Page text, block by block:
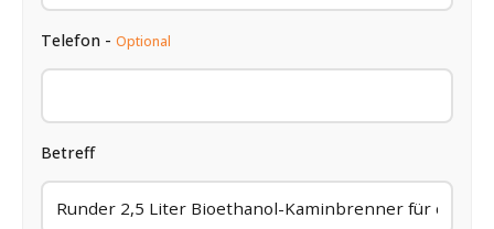
Telefon - Optional
Betreff